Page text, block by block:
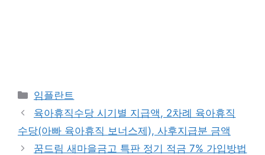
카
테
고
리
임플란트
육아휴직수당 시기별 지급액, 2차례 육아휴직
수당(아빠 육아휴직 보너스제), 사후지급분 금액
꿈드림 새마을금고 특판 정기 적금 7% 가입방법